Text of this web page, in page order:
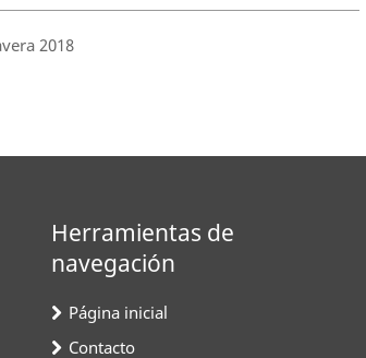
2018
Herramientas de
navegación
Página inicial
Contacto